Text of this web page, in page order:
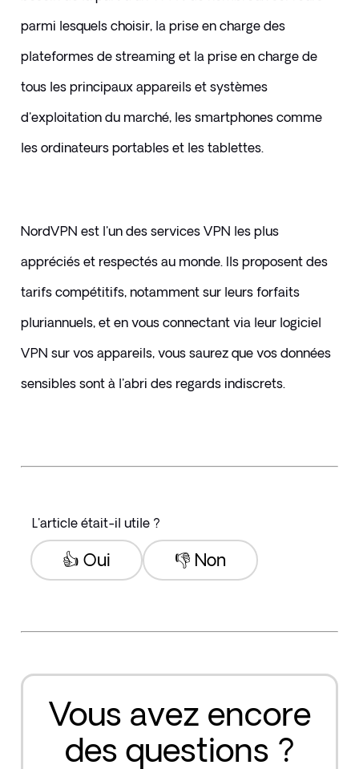
parmi lesquels choisir, la prise en charge des
plateformes de streaming et la prise en charge de
tous les principaux appareils et systèmes
d'exploitation du marché, les smartphones comme
les ordinateurs portables et les tablettes.
NordVPN est l'un des services VPN les plus
appréciés et respectés au monde. Ils proposent des
tarifs compétitifs, notamment sur leurs forfaits
pluriannuels, et en vous connectant via leur logiciel
VPN sur vos appareils, vous saurez que vos données
sensibles sont à l'abri des regards indiscrets.
L'article était-il utile ?
👎 Non
👍 Oui
Vous avez encore
des questions ?